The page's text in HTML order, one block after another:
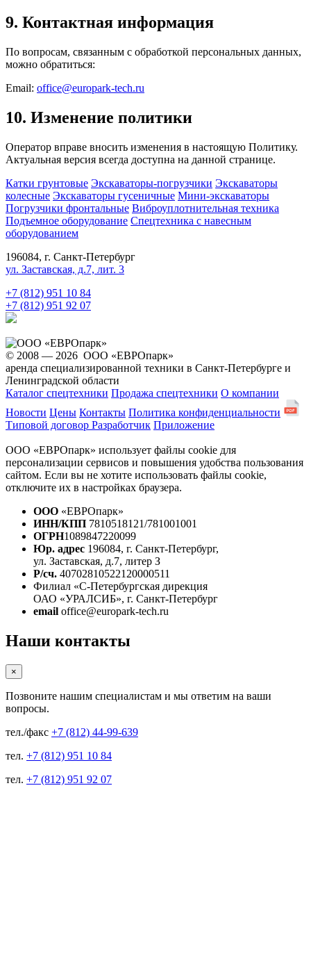
9. Контактная информация
По вопросам, связанным с обработкой персональных данных,
можно обратиться:
Email: office@europark-tech.ru
10. Изменение политики
Оператор вправе вносить изменения в настоящую Политику.
Актуальная версия всегда доступна на данной странице.
Катки грунтовые Экскаваторы-погрузчики Экскаваторы
колесные Экскаваторы гусеничные Мини-экскаваторы
Погрузчики фронтальные Виброуплотнительная техника
Подъемное оборудование Спецтехника с навесным
оборудованием
196084, г. Санкт-Петербург
ул. Заставская, д.7, лит. 3
+7 (812) 951 10 84
+7 (812) 951 92 07
© 2008 — 2026 ООО «ЕВРОпарк»
аренда специализированной техники в Санкт-Петербурге и
Ленинградской области
Каталог спецтехники Продажа спецтехники О компании
Новости Цены Контакты Политика конфиденциальности
Типовой договор Разработчик Приложение
ООО «ЕВРОпарк» использует файлы cookie для
персонализации сервисов и повышения удобства пользования
сайтом. Если вы не хотите использовать файлы cookie,
отключите их в настройках браузера.
ООО «ЕВРОпарк»
ИНН/КПП 7810518121/781001001
ОГРН1089847220099
Юр. адрес 196084, г. Санкт-Петербург,
ул. Заставская, д.7, литер З
Р/сч. 40702810522120000511
Филиал «С-Петербургская дирекция
ОАО «УРАЛСИБ», г. Санкт-Петербург
email office@europark-tech.ru
Наши контакты
×
Позвоните нашим специалистам и мы ответим на ваши
вопросы.
тел./факс +7 (812) 44-99-639
тел. +7 (812) 951 10 84
тел. +7 (812) 951 92 07